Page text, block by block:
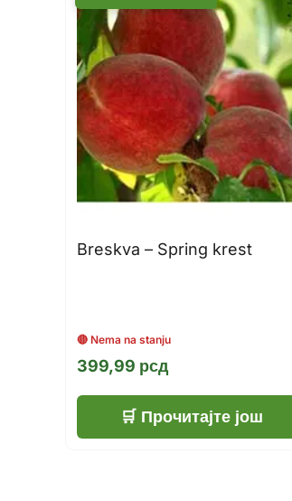
Breskva – Spring krest
399,99 рсд
Прочитајте још